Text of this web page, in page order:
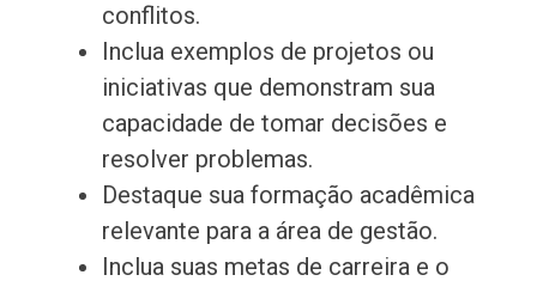
conflitos.
Inclua exemplos de projetos ou
iniciativas que demonstram sua
capacidade de tomar decisões e
resolver problemas.
Destaque sua formação acadêmica
relevante para a área de gestão.
Inclua suas metas de carreira e o